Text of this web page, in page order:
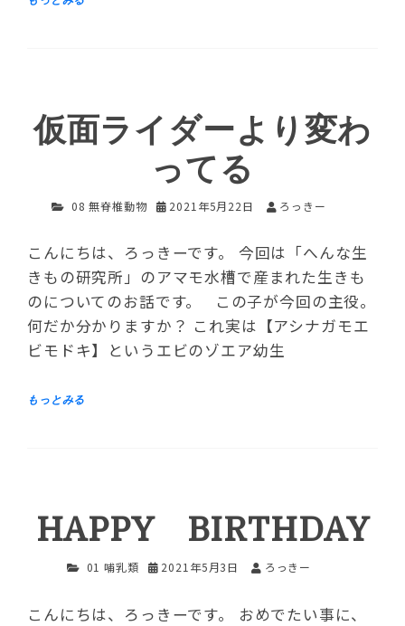
仮面ライダーより変わ
ってる
08 無脊椎動物 2021年5月22日 ろっきー
こんにちは、ろっきーです。 今回は「へんな生
きもの研究所」のアマモ水槽で産まれた生きも
のについてのお話です。 この子が今回の主役。
何だか分かりますか？ これ実は【アシナガモエ
ビモドキ】というエビのゾエア幼生
HAPPY BIRTHDAY
01 哺乳類 2021年5月3日 ろっきー
こんにちは、ろっきーです。 おめでたい事に、